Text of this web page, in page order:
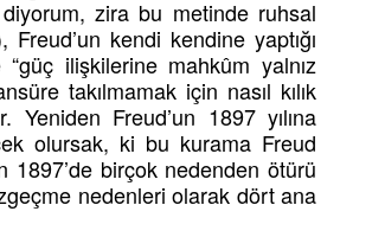
zira bu metinde ruhsal
Freud’un kendi kendine yaptığı
ilişkilerine mahkûm yalnız
takılmamak için nasıl kılık
Yeniden Freud’un 1897 yılına
olursak, ki bu kurama Freud
1897’de birçok nedenden ötürü
nedenleri olarak dört ana